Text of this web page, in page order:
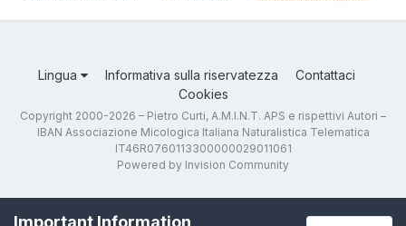
Lingua Informativa sulla riservatezza
Contattaci
Cookies
Copyright 2000-2026 – Pietro Curti, A.M.I.N.T. APS e rispettivi Autori –
IBAN Associazione Micologica Italiana Naturalistica Telematica
IT46R0760113300000029011061
Powered by Invision Community
Important Information